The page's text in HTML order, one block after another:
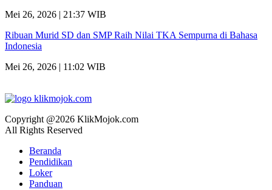
Mei 26, 2026 | 21:37 WIB
Ribuan Murid SD dan SMP Raih Nilai TKA Sempurna di Bahasa
Indonesia
Mei 26, 2026 | 11:02 WIB
Copyright @2026 KlikMojok.com
All Rights Reserved
Beranda
Pendidikan
Loker
Panduan